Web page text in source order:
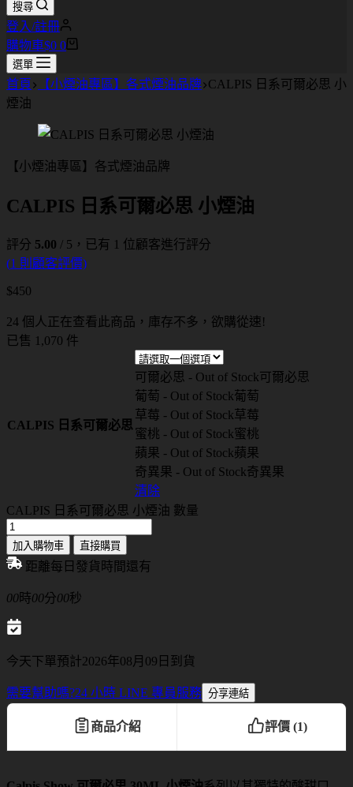
搜尋
登入/註冊
購物車$0 0
選單
首頁 【小煙油專區】各式煙油品牌 CALPIS 日系可爾必思 小
煙油
【小煙油專區】各式煙油品牌
CALPIS 日系可爾必思 小煙油
評分 5.00 / 5，已有 1 位顧客進行評分
(1 則顧客評價)
$450
24 個人正在查看此商品，庫存不多，欲購從速!
已售 1,070 件
CALPIS 日系可爾必思
可爾必思 - Out of Stock可爾必思
葡萄 - Out of Stock葡萄
草莓 - Out of Stock草莓
蜜桃 - Out of Stock蜜桃
蘋果 - Out of Stock蘋果
奇異果 - Out of Stock奇異果
清除
CALPIS 日系可爾必思 小煙油 數量
加入購物車 直接購買
距離每日發貨時間還有
00時00分00秒
今天下單預計2026年08月09日到貨
需要幫助嗎?24 小時 LINE 專員服務 分享連結
商品介紹 評價 (1)